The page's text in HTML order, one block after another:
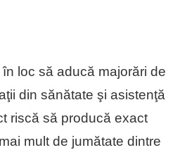
loc să aducă majorări de
din sănătate şi asistenţă
riscă să producă exact
mult de jumătate dintre